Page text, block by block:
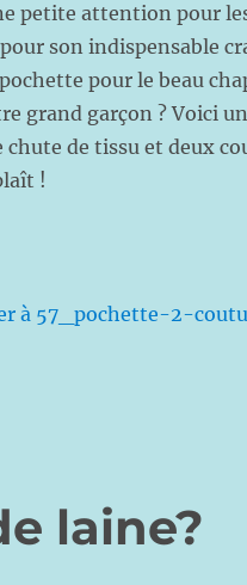
petite attention pour
son indispensable
pour le beau
grand garçon ? Voici
chute de tissu et deux
!
à 57_pochette-2-
laine?